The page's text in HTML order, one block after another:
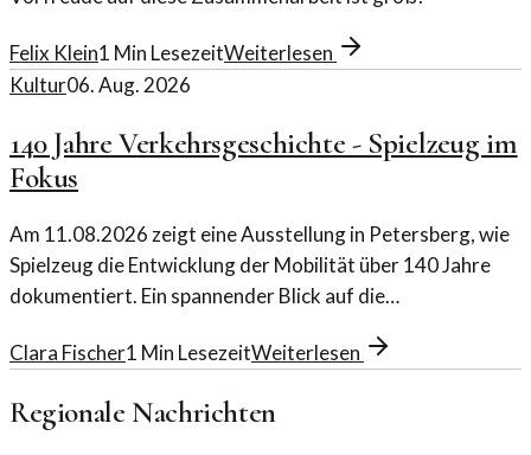
Felix Klein1 Min LesezeitWeiterlesen
Kultur06. Aug. 2026
140 Jahre Verkehrsgeschichte - Spielzeug im
Fokus
Am 11.08.2026 zeigt eine Ausstellung in Petersberg, wie
Spielzeug die Entwicklung der Mobilität über 140 Jahre
dokumentiert. Ein spannender Blick auf die
Clara Fischer1 Min LesezeitWeiterlesen
Regionale Nachrichten